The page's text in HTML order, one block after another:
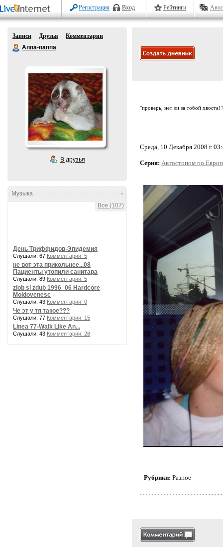
Регистрация Вход Рейтинги
Записи Друзья
Комментарии
Аппа-паппа
В друзья
-
Музыка
Все (107)
День Триффидов-Эпидемия
Слушали: 67 Комментарии: 5
не вот эта прикольнее...08
Пациенты утопили санитара
Слушали: 89 Комментарии: 5
zlob si zdub 1996_06 Hardcore
Moldovenesc
Слушали: 43 Комментарии: 0
Че эт у тя такое???
Слушали: 77 Комментарии: 15
Linea 77-Walk Like An...
Слушали: 43 Комментарии: 28
"проверь, нет ли за тобой
Среда, 10 Декабря 2008 г.
Серия: Автостопом по
Рубрики: Разное